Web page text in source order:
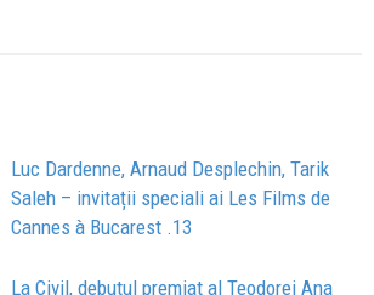
Luc Dardenne, Arnaud Desplechin, Tarik
Saleh – invitații speciali ai Les Films de
Cannes à Bucarest .13
La Civil, debutul premiat al Teodorei Ana